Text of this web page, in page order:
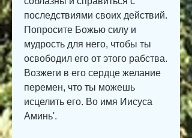
последствиями своих действий.
Попросите Божью силу и
мудрость для него, чтобы ты
освободил его от этого рабства.
Возжеги в его сердце желание
перемен, что ты можешь
исцелить его. Во имя Иисуса
Аминь'.